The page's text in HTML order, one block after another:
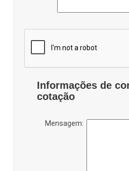
Informações de
cotação
Mensagem: